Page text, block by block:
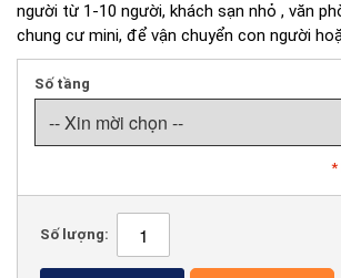
người từ 1-10 người, khách sạn nhỏ , văn
chung cư mini, để vận chuyển con người
Số tầng
*
Số lượng: